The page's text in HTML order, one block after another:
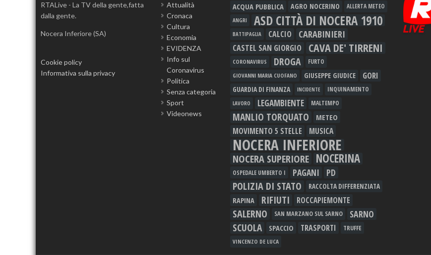
RTALive - La TV della gente,fatta
dalla gente.
Nocera Inferiore (SA)
Cookie policy
Informativa sulla privacy
Attualità
Cronaca
Cultura
Economia
EVIDENZA
Info sul
Coronavirus
Politica
Senza categoria
Sport
Videonews
ACQUA PUBBLICA AGRO NOCERINO
ALLERTA METEO
ANGRI
ASD CITTÀ DI NOCERA 1910
BATTIPAGLIA CALCIO CARABINIERI
CASTEL SAN GIORGIO CAVA DE' TIRRENI
CORONAVIRUS DROGA FURTO
GIOVANNI MARIA CUOFANO GIUSEPPE GIUDICE GORI
GUARDIA DI FINANZA INCIDENTE INQUINAMENTO
LAVORO LEGAMBIENTE MALTEMPO
MANLIO TORQUATO METEO
MOVIMENTO 5 STELLE MUSICA
NOCERA INFERIORE
NOCERA SUPERIORE NOCERINA
OSPEDALE UMBERTO I PAGANI PD
POLIZIA DI STATO RACCOLTA DIFFERENZIATA
RAPINA RIFIUTI ROCCAPIEMONTE
SALERNO SAN MARZANO SUL SARNO SARNO
SCUOLA SPACCIO TRASPORTI TRUFFE
VINCENZO DE LUCA